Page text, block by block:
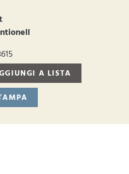
A LISTA